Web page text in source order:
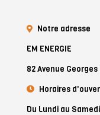
Notre adresse
EM ENERGIE
82 Avenue
Horaires
Du Lundi au Samedi